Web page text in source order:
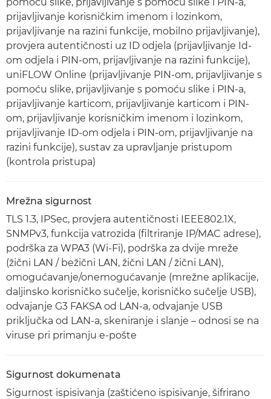
prijavljivanje korisničkim imenom i lozinkom,
prijavljivanje na razini funkcije, mobilno prijavljivanje),
provjera autentičnosti uz ID odjela (prijavljivanje Id-
om odjela i PIN-om, prijavljivanje na razini funkcije),
uniFLOW Online (prijavljivanje PIN-om, prijavljivanje s
pomoću slike, prijavljivanje s pomoću slike i PIN-a,
prijavljivanje karticom, prijavljivanje karticom i PIN-
om, prijavljivanje korisničkim imenom i lozinkom,
prijavljivanje ID-om odjela i PIN-om, prijavljivanje na
razini funkcije), sustav za upravljanje pristupom
(kontrola pristupa)
Mrežna sigurnost
TLS 1.3, IPSec, provjera autentičnosti IEEE802.1X,
SNMPv3, funkcija vatrozida (filtriranje IP/MAC adrese),
podrška za WPA3 (Wi-Fi), podrška za dvije mreže
(žični LAN / bežični LAN, žični LAN / žični LAN),
omogućavanje/onemogućavanje (mrežne aplikacije,
daljinsko korisničko sučelje, korisničko sučelje USB),
odvajanje G3 FAKSA od LAN-a, odvajanje USB
priključka od LAN-a, skeniranje i slanje – odnosi se na
viruse pri primanju e-pošte
Sigurnost dokumenata
Sigurnost ispisivanja (zaštićeno ispisivanje, šifrirano